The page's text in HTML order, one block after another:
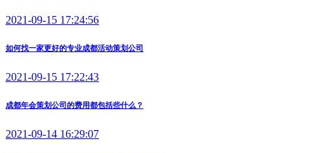
2021-09-15 17:24:56
如何找一家更好的专业成都活动策划公司
2021-09-15 17:22:43
成都年会策划公司的费用都包括些什么？
2021-09-14 16:29:07